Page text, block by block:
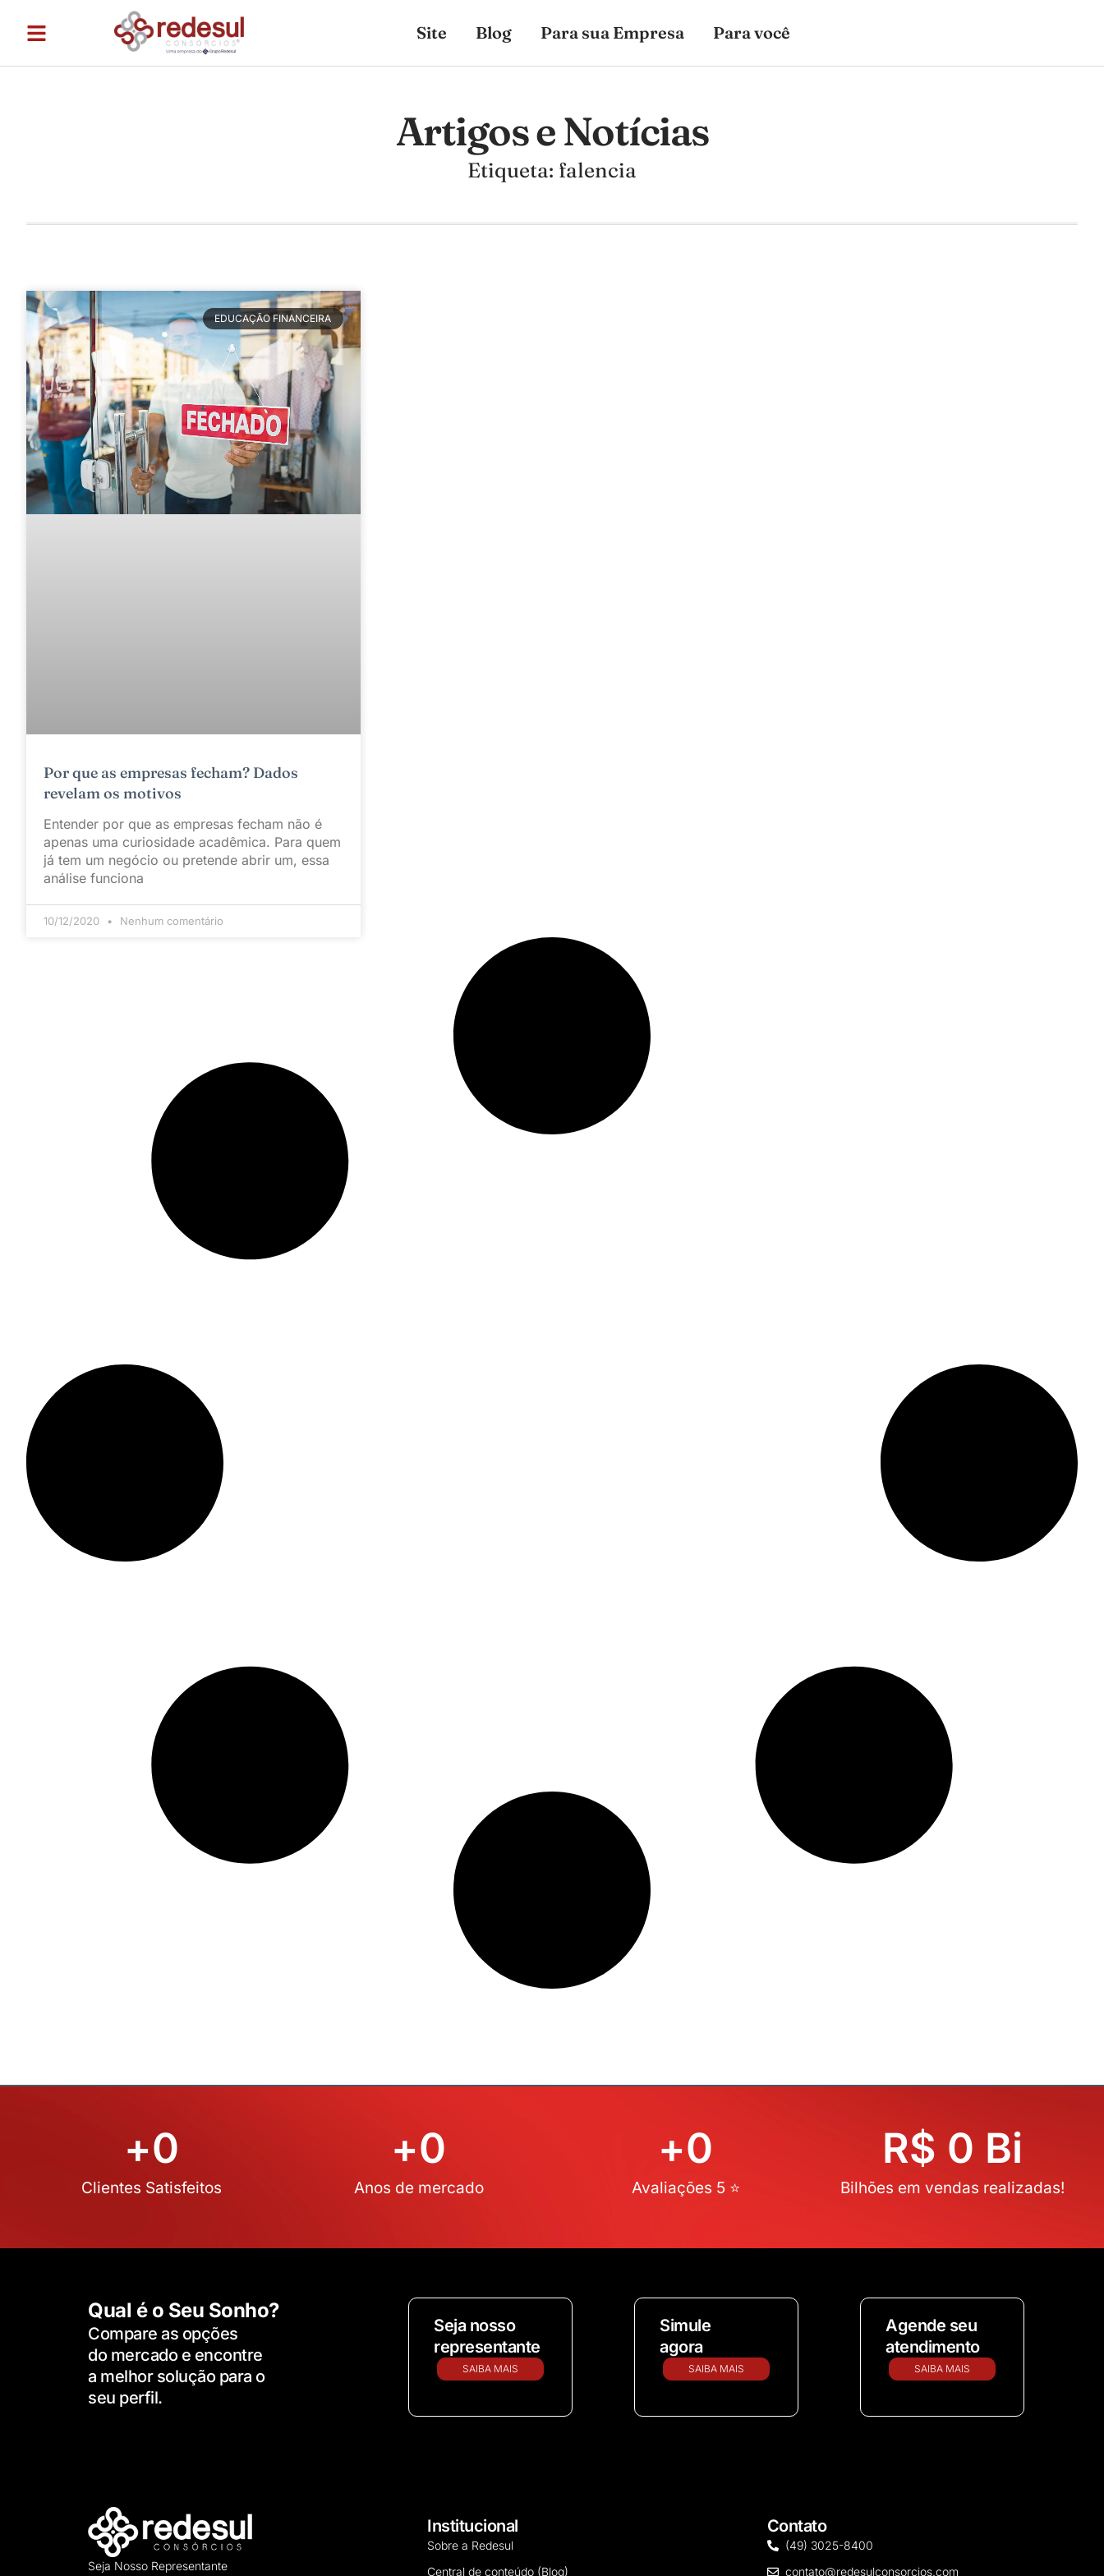
Site Blog Para sua Empresa Para você
Artigos e Notícias
Etiqueta: falencia
EDUCAÇÃO FINANCEIRA
Por que as empresas fecham? Dados
revelam os motivos
Entender por que as empresas fecham não é
apenas uma curiosidade acadêmica. Para quem
já tem um negócio ou pretende abrir um, essa
análise funciona
10/12/2020 Nenhum comentário
Clientes Satisfeitos
+0
Anos de mercado
+0
Avaliações 5 ⭐
+0
Bilhões em vendas realizadas!
R$ 0 Bi
Qual é o Seu Sonho?
Compare as opções
do mercado e encontre
a melhor solução para o
seu perfil.
Seja nosso
representante
SAIBA MAIS
Simule
agora
SAIBA MAIS
Agende seu
atendimento
SAIBA MAIS
Seja Nosso Representante
Institucional
Sobre a Redesul
Central de conteúdo (Blog)
Contato
(49) 3025-8400
contato@redesulconsorcios.com